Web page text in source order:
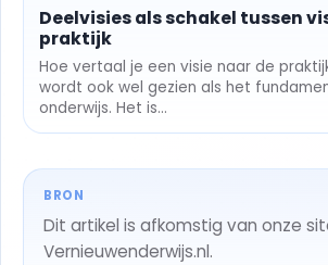
Deelvisies als schakel tussen
praktijk
Hoe vertaal je een visie naar de
wordt ook wel gezien als het
onderwijs. Het is...
BRON
Dit artikel is afkomstig van onze
Vernieuwenderwijs.nl.